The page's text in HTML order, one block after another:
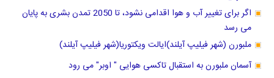
اگر برای تغییر آب و هوا اقدامی نشود، تا 2050 تمدن بشری به پایان
می رسد
ملبورن (شهر فیلیپ آیلند)ایالت ویکتوریا(شهر فیلیپ آیلند)
آسمان ملبورن به استقبال تاکسی هوایی " اوبر" می رود